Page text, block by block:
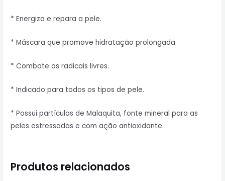
* Energiza e repara a pele.
* Máscara que promove hidratação prolongada.
* Combate os radicais livres.
* Indicado para todos os tipos de pele.
* Possui partículas de Malaquita, fonte mineral para as
peles estressadas e com ação antioxidante.
Produtos relacionados